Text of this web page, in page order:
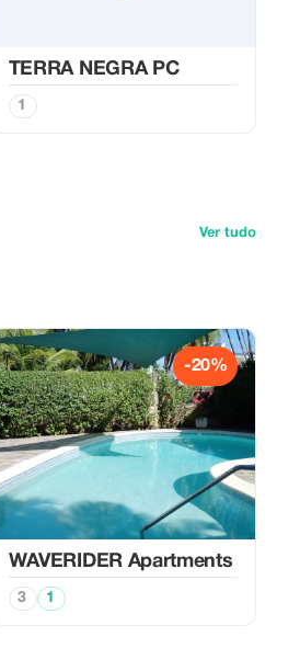
TERRA NEGRA PC
1
Ver tudo
-20%
WAVERIDER Apartments
3 1